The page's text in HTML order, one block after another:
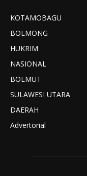
KOTAMOBAGU
BOLMONG
HUKRIM
NASIONAL
BOLMUT
SULAWESI UTARA
DAERAH
Advertorial